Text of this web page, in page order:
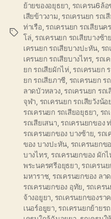
Tags
ย้ายของอยุธยา รถเครน6ล้
เสียข้าวงาม รถเครนยก รถเ
ท่าเรือ รถเครนยก รถเสียนค
โล่ รถเครนยก รถเสียบางซ้าย
เครนยก รถเสียบางปะหัน ร
เครนยก รถเสียบางไทร, รถเ
ยก รถเสียผักไห่ รถเครนยก
ยก รถเสียภาชี รถเครนยก ร
ลาดบัวหลวง, รถเครนยก รถเ
จุฬา รถเครนยก รถเสียวังน้อ
รถเครนยก รถเสียอยุธยา รถ
รถเสียเสนา รถเครนยกของ
รถเครนยกของ บางซ้าย รถ
ของ บางปะหัน รถเครนยกข
บางไทร, รถเครนยกของ ผักไ
พระนครศรีอยุธยา รถเครน
มหาราช, รถเครนยกของ ลา
รถเครนยกของ อุทัย รถเคร
จ้างอยูยา รถเครนยกของรา
เนอร์อยูยา รถเครนยกย้ายร